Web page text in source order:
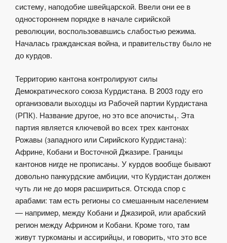
систему, наподобие швейцарской. Ввели они ее в
одностороннем порядке в начале сирийской
революции, воспользовавшись слабостью режима.
Началась гражданская война, и правительству было не
до курдов.
Территорию кантона контролируют силы
Демократического союза Курдистана. В 2003 году его
организовали выходцы из Рабочей партии Курдистана
(РПК). Название другое, но это все апочисты1. Эта
партия является ключевой во всех трех кантонах
Рожавы (западного или Сирийского Курдистана):
Африне, Кобани и Восточной Джазире. Границы
кантонов нигде не прописаны. У курдов вообще бывают
довольно панкурдские амбиции, что Курдистан должен
чуть ли не до моря расшириться. Отсюда спор с
арабами: там есть регионы со смешанным населением
— например, между Кобани и Джазирой, или арабский
регион между Африном и Кобани. Кроме того, там
живут туркоманы и ассирийцы, и говорить, что это все